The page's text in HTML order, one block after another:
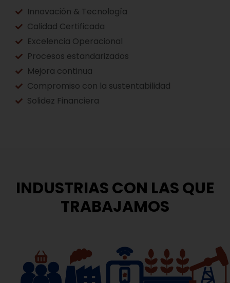
Innovación & Tecnología
Calidad Certificada
Excelencia Operacional
Procesos estandarizados
Mejora continua
Compromiso con la sustentabilidad
Solidez Financiera
INDUSTRIAS CON LAS QUE
TRABAJAMOS